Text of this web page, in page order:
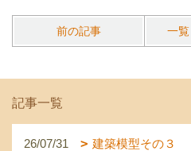
前の記事 一覧
記事一覧
26/07/31 建築模型その３